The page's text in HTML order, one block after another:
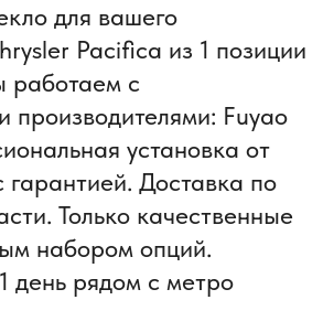
для вашего
Pacifica из 1 позиции
работаем с
производителями: Fuyao
установка от
Доставка по
Только качественные
набором опций.
день рядом с метро